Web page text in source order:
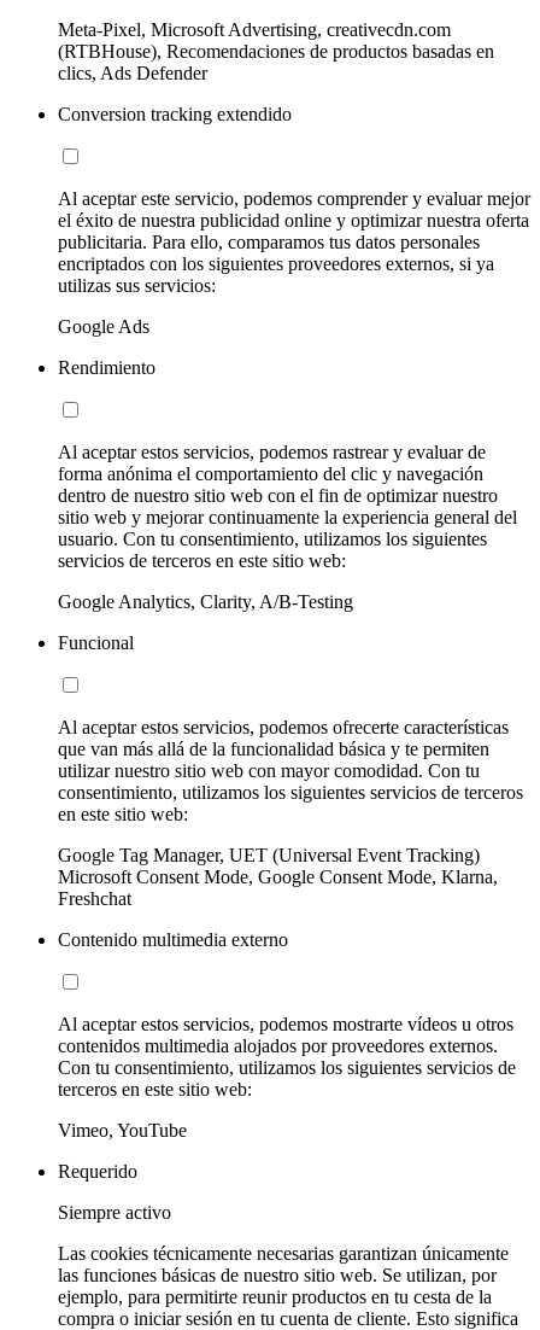
Meta-Pixel, Microsoft Advertising, creativecdn.com
(RTBHouse), Recomendaciones de productos basadas en
clics, Ads Defender
Conversion tracking extendido
Al aceptar este servicio, podemos comprender y evaluar mejor
el éxito de nuestra publicidad online y optimizar nuestra oferta
publicitaria. Para ello, comparamos tus datos personales
encriptados con los siguientes proveedores externos, si ya
utilizas sus servicios:
Google Ads
Rendimiento
Al aceptar estos servicios, podemos rastrear y evaluar de
forma anónima el comportamiento del clic y navegación
dentro de nuestro sitio web con el fin de optimizar nuestro
sitio web y mejorar continuamente la experiencia general del
usuario. Con tu consentimiento, utilizamos los siguientes
servicios de terceros en este sitio web:
Google Analytics, Clarity, A/B-Testing
Funcional
Al aceptar estos servicios, podemos ofrecerte características
que van más allá de la funcionalidad básica y te permiten
utilizar nuestro sitio web con mayor comodidad. Con tu
consentimiento, utilizamos los siguientes servicios de terceros
en este sitio web:
Google Tag Manager, UET (Universal Event Tracking)
Microsoft Consent Mode, Google Consent Mode, Klarna,
Freshchat
Contenido multimedia externo
Al aceptar estos servicios, podemos mostrarte vídeos u otros
contenidos multimedia alojados por proveedores externos.
Con tu consentimiento, utilizamos los siguientes servicios de
terceros en este sitio web:
Vimeo, YouTube
Requerido
Siempre activo
Las cookies técnicamente necesarias garantizan únicamente
las funciones básicas de nuestro sitio web. Se utilizan, por
ejemplo, para permitirte reunir productos en tu cesta de la
compra o iniciar sesión en tu cuenta de cliente. Esto significa